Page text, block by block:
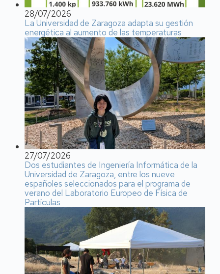
28/07/2026
La Universidad de Zaragoza adapta su gestión
energética al aumento de las temperaturas
27/07/2026
Dos estudiantes de Ingeniería Informática de la
Universidad de Zaragoza, entre los nueve
españoles seleccionados para el programa de
verano del Laboratorio Europeo de Física de
Partículas